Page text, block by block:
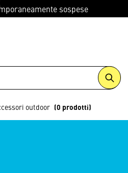
sospese
outdoor (0 prodotti)